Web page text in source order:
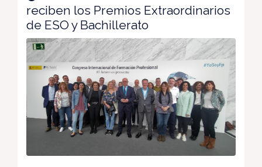
reciben los Premios Extraordinarios
de ESO y Bachillerato